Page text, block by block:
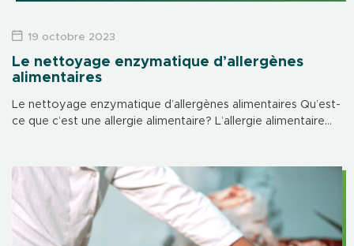
Le nettoyage enzymatique d’allergènes
alimentaires
Le nettoyage enzymatique d’allergènes alimentaires Qu’est-
ce que c’est une allergie alimentaire? L’allergie alimentaire
19 octobre 2023